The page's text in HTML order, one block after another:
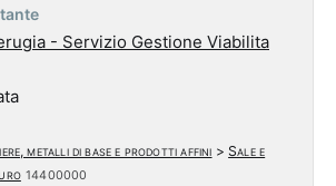
- Servizio Gestione Viabilita
metalli di base e prodotti affini > Sale e
14400000